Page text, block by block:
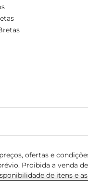
ofertas e
Proibida a venda
de itens e